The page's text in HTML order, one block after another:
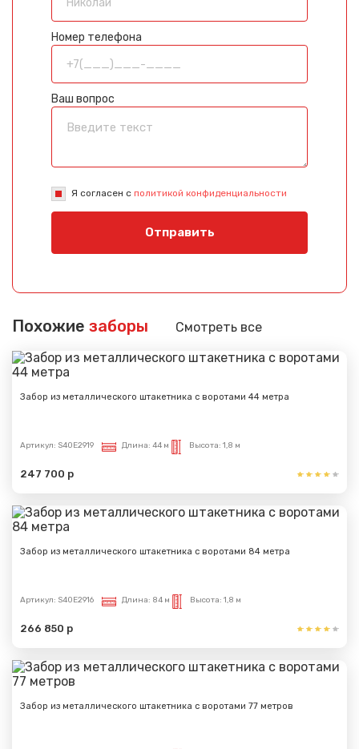
Номер телефона
Ваш вопрос
Я согласен с политикой конфиденциальности
Отправить
Похожие заборы Смотреть все
Забор из металлического штакетника с воротами 44 метра
Артикул: S40E2919 Длина: 44 м Высота: 1,8 м
247 700 р
Забор из металлического штакетника с воротами 84 метра
Артикул: S40E2916 Длина: 84 м Высота: 1,8 м
266 850 р
Забор из металлического штакетника с воротами 77 метров